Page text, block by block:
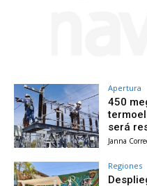
Apertura
450
será
Janna
Regiones